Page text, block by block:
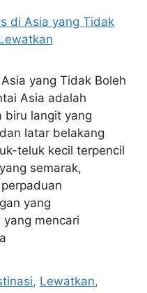
yang Tidak Boleh
Asia adalah
biru langit yang
latar belakang
teluk kecil terpencil
semarak,
yang
mencari
, Lewatkan,